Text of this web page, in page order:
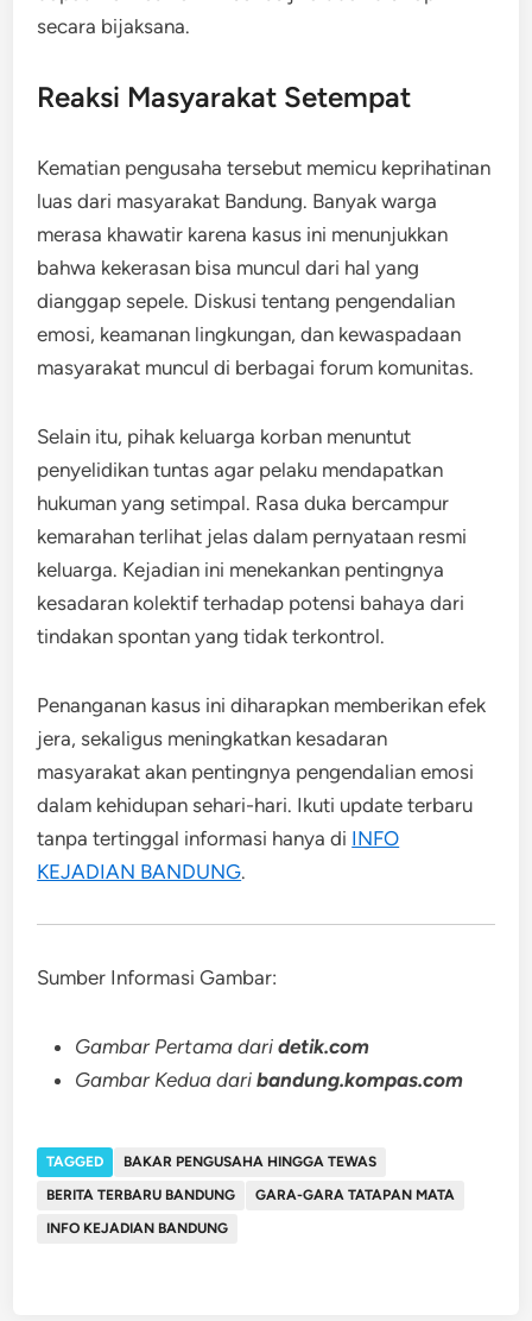
secara bijaksana.
Reaksi Masyarakat Setempat
Kematian pengusaha tersebut memicu keprihatinan
luas dari masyarakat Bandung. Banyak warga
merasa khawatir karena kasus ini menunjukkan
bahwa kekerasan bisa muncul dari hal yang
dianggap sepele. Diskusi tentang pengendalian
emosi, keamanan lingkungan, dan kewaspadaan
masyarakat muncul di berbagai forum komunitas.
Selain itu, pihak keluarga korban menuntut
penyelidikan tuntas agar pelaku mendapatkan
hukuman yang setimpal. Rasa duka bercampur
kemarahan terlihat jelas dalam pernyataan resmi
keluarga. Kejadian ini menekankan pentingnya
kesadaran kolektif terhadap potensi bahaya dari
tindakan spontan yang tidak terkontrol.
Penanganan kasus ini diharapkan memberikan efek
jera, sekaligus meningkatkan kesadaran
masyarakat akan pentingnya pengendalian emosi
dalam kehidupan sehari-hari. Ikuti update terbaru
tanpa tertinggal informasi hanya di INFO
KEJADIAN BANDUNG.
Sumber Informasi Gambar:
Gambar Pertama daridetik.com
Gambar Kedua daribandung.kompas.com
TAGGED
BAKAR PENGUSAHA HINGGA TEWAS
BERITA TERBARU BANDUNG
GARA-GARA TATAPAN MATA
INFO KEJADIAN BANDUNG